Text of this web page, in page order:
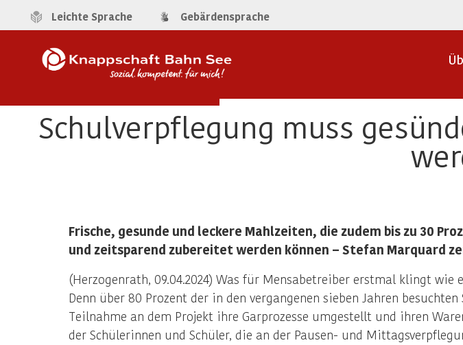
Leichte Sprache Gebärdensprache
Schulverpflegung muss
Frische, gesunde und leckere Mahlzeiten, die zudem bis zu 30
und zeitsparend zubereitet werden können – Stefan Marquard
(Herzogenrath, 09.04.2024) Was für Mensabetreiber erstmal klingt
Denn über 80 Prozent der in den vergangenen sieben Jahren
Teilnahme an dem Projekt ihre Garprozesse umgestellt und ihren
der Schülerinnen und Schüler, die an der Pausen- und